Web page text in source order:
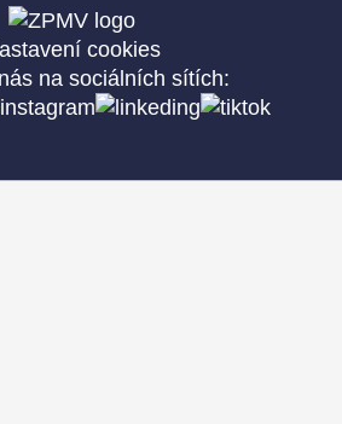
cookies
na sociálních sítích: